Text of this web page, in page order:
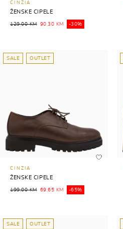
CINZIA
ŽENSKE CIPELE
129,00 KM 90,30 KM -30%
SALE OUTLET
CINZIA
ŽENSKE CIPELE
199,00 KM 69,65 KM -65%
SALE OUTLET